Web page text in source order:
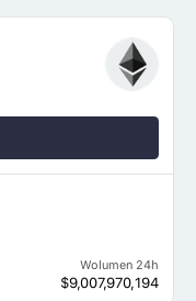
Wolumen 24h
$9,007,970,194